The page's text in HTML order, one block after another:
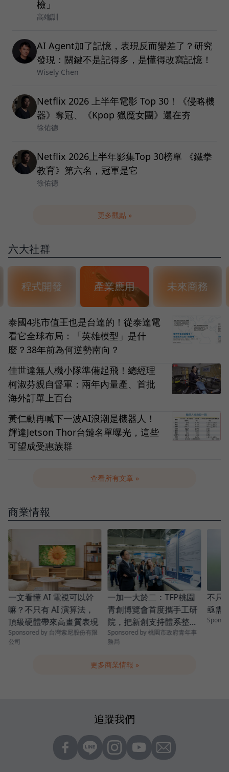
檢」
高端訓
AI Agent加了記憶，表現反而變差了？研究
發現：關鍵不是記得多，是懂得改寫記憶！
Wisely Chen
Netflix 2026 上半年電影 Top 30！《侵略機
器》奪冠、《Kpop 獵魔女團》還在夯
徐佑德
Netflix 2026上半年影集Top 30榜單 《鐵拳
教育》第六名，冠軍是它
徐佑德
更多觀點 »
六大社群
程式開發 產業應用 未來商務
泰國4兆市值王也是台達的！從泰達電
看它全球布局：「英雄模型」是什
麼？38年前為何逆勢南向？
佳世達無人機小隊準備起飛！總經理
柯淑芬親自督軍：兩年內量產、首批
海外訂單上百台
黃仁勳再喊下一波AI浪潮是機器人！
輝達Jetson Thor台鏈名單曝光，這些
可望成受惠族群
查看所有文章 »
商業情報
一文看懂 AI 電視可以幹
嘛？不只有 AI 演算法，
頂級硬體帶來高畫質表現
Sponsored by 台灣索尼股份有限
公司
一加一大於二：TFP桃園
青創博覽會首度攜手工研
院，把新創支持體系整條
串起來
Sponsored by 桃園市政府青年事
務局
不只
亟需
更多商業情報 »
追蹤我們